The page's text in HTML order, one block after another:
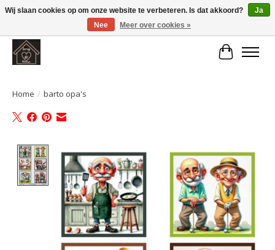
Large selection of products and fast shipping!
Home / barto opa's
Product image slideshow Items
Wij slaan cookies op om onze website te verbeteren. Is dat akkoord?
Ja
Nee
Meer over cookies »